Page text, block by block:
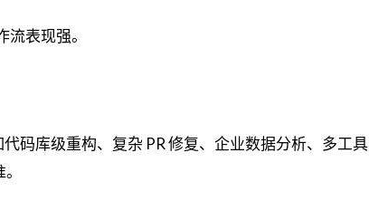
表现强。
码库级重构、复杂 PR 修复、企业数据分析、多工具